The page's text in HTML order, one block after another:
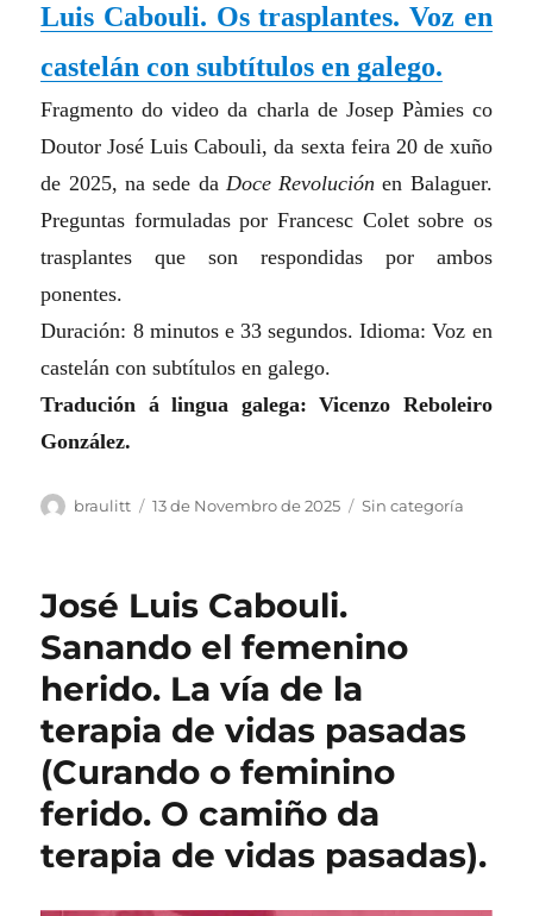
Luis Cabouli. Os trasplantes. Voz en
castelán con subtítulos en galego.
Fragmento do video da charla de Josep Pàmies co
Doutor José Luis Cabouli, da sexta feira 20 de xuño
de 2025, na sede da Doce Revolución en Balaguer.
Preguntas formuladas por Francesc Colet sobre os
trasplantes que son respondidas por ambos
ponentes.
Duración: 8 minutos e 33 segundos. Idioma: Voz en
castelán con subtítulos en galego.
Tradución á lingua galega: Vicenzo Reboleiro
González.
Autor
braulitt
Publicado
13 de Novembro de 2025 Categorias
Sin categoría
José Luis Cabouli.
Sanando el femenino
herido. La vía de la
terapia de vidas pasadas
(Curando o feminino
ferido. O camiño da
terapia de vidas pasadas).